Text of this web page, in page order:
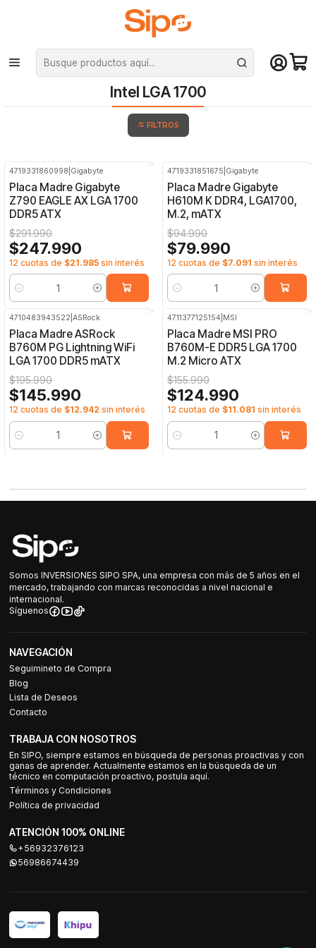
¡Compra hasta mediodía y recibe hoy! De lunes a sábado en el gran
Santiago. Envío gratis desde $29.990
Inicio Componentes PC Placas Madre Intel LGA 1700
Intel LGA 1700
FILTROS
4719331860998 Gigabyte
Placa Madre Gigabyte
Z790 EAGLE AX LGA 1700
DDR5 ATX
$291.990
$247.990
12 cuotas de $21.985 sin interés
Cantidad
4719331851675 Gigabyte
Placa Madre Gigabyte
H610M K DDR4, LGA1700,
M.2, mATX
$94.990
$79.990
12 cuotas de $7.091 sin interés
Cantidad
4710483943522 |ASRock
Placa Madre ASRock
B760M PG Lightning WiFi
LGA 1700 DDR5 mATX
$195.990
$145.990
12 cuotas de $12.942 sin interés
Cantidad
4711377125154 MSI
Placa Madre MSI PRO
B760M-E DDR5 LGA 1700
M.2 Micro ATX
$155.990
$124.990
12 cuotas de $11.081 sin interés
Cantidad
Somos INVERSIONES SIPO SPA, una empresa con más de 5 años en el
mercado, trabajando con marcas reconocidas a nivel nacional e
internacional.
Síguenos
NAVEGACIÓN
Seguimineto de Compra
Blog
Lista de Deseos
Contacto
TRABAJA CON NOSOTROS
En SIPO, siempre estamos en búsqueda de personas proactivas y con
ganas de aprender. Actualmente estamos en la búsqueda de un
técnico en computación proactivo, postula aquí.
Términos y Condiciones
Política de privacidad
ATENCIÓN 100% ONLINE
+56932376123
56986674439